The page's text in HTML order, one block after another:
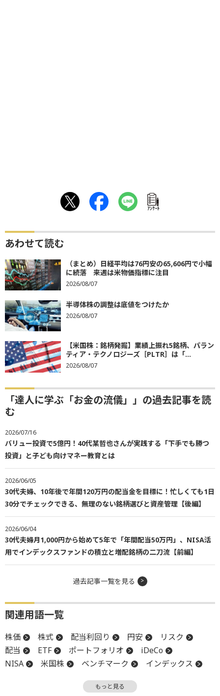
ｱﾝｹｰﾄ
あわせて読む
（まとめ）日経平均は76円安の65,606円で小幅
に続落 来週は米物価指標に注目
2026/08/07
半導体株の調整は底値をつけたか
2026/08/07
【米国株：銘柄発掘】業績上振れ5銘柄、パラン
ティア・テクノロジーズ［PLTR］は「...
2026/08/07
「達人に学ぶ「お金の流儀」」の過去記事を読
む
2026/07/16
バリュー投資で5億円！40代某哲也さんが実践する「下手でも勝つ
投資」と子ども向けマネー教育とは
2026/06/05
30代夫婦、10年後で年間120万円の配当金を目標に！忙しくても1日
30分でチェックできる、無理のない銘柄選びと資産管理【後編】
2026/06/04
30代夫婦月1,000円から始めて5年で「年間配当50万円」、NISA活
用でインデックスファンドの積立と増配銘柄の二刀流【前編】
過去記事一覧を見る
関連用語一覧
株価 株式 配当利回り 円安
リスク
配当
ETF ポートフォリオ
iDeCo
NISA
米国株 ベンチマーク
インデックス
投資信託 NASDAQ
もっと見る